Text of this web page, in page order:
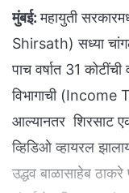
मुंबई: महायुती
Shirsath) सध्या
पाच वर्षात 31
विभागाची (Income
आल्यानतर शिरसाट
व्हिडिओ व्हायरल
उद्धव बाळासाहेब